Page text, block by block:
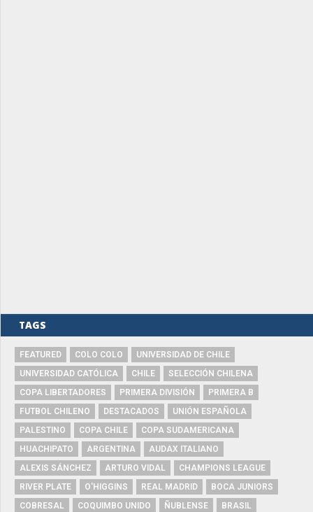
TAGS
FEATURED COLO COLO
UNIVERSIDAD DE CHILE
UNIVERSIDAD CATÓLICA
CHILE
SELECCIÓN CHILENA
COPA LIBERTADORES
PRIMERA DIVISIÓN
PRIMERA B
FUTBOL CHILENO
DESTACADOS
UNIÓN ESPAÑOLA
PALESTINO
COPA CHILE
COPA SUDAMERICANA
HUACHIPATO
ARGENTINA
AUDAX ITALIANO
ALEXIS SÁNCHEZ
ARTURO VIDAL
CHAMPIONS LEAGUE
RIVER PLATE
O'HIGGINS REAL MADRID
BOCA JUNIORS
COBRESAL
COQUIMBO UNIDO ÑUBLENSE
BRASIL